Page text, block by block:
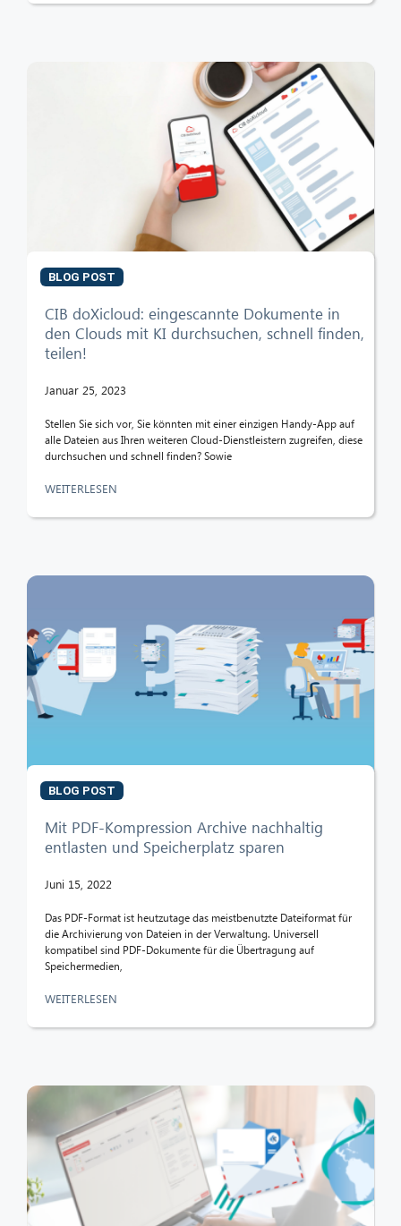
BLOG POST
CIB doXicloud: eingescannte Dokumente in
den Clouds mit KI durchsuchen, schnell finden,
teilen!
Januar 25, 2023
Stellen Sie sich vor, Sie könnten mit einer einzigen Handy-App auf
alle Dateien aus Ihren weiteren Cloud-Dienstleistern zugreifen, diese
durchsuchen und schnell finden? Sowie
WEITERLESEN
BLOG POST
Mit PDF-Kompression Archive nachhaltig
entlasten und Speicherplatz sparen
Juni 15, 2022
Das PDF-Format ist heutzutage das meistbenutzte Dateiformat für
die Archivierung von Dateien in der Verwaltung. Universell
kompatibel sind PDF-Dokumente für die Übertragung auf
Speichermedien,
WEITERLESEN